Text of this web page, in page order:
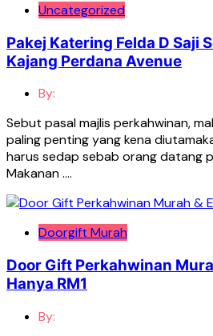
Uncategorized
Pakej Katering Felda D Saji
Kajang Perdana Avenue
By:
Sebut pasal majlis perkahwinan,
paling penting yang kena
harus sedap sebab orang datang
Makanan ….
Doorgift Murah
Door Gift Perkahwinan
Hanya RM1
By: